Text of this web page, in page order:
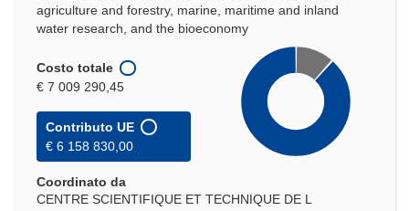
agriculture and forestry, marine, maritime and inland
water research, and the bioeconomy
Costo totale
€ 7 009 290,45
Contributo UE
€ 6 158 830,00
Coordinato da
CENTRE SCIENTIFIQUE ET TECHNIQUE DE L